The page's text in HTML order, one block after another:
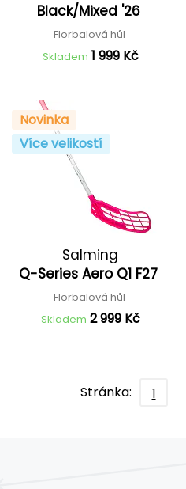
Black/Mixed '26
Florbalová hůl
Skladem 1 999 Kč
Novinka
Více velikostí
Salming
Q-Series Aero Q1 F27
Florbalová hůl
Skladem 2 999 Kč
Stránka: 1